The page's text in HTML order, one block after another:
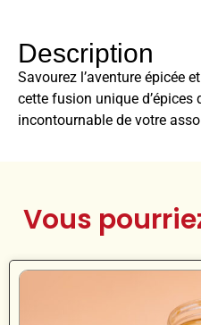
Description
Savourez l’aventure épicée
cette fusion unique
incontournable de votre
Vous